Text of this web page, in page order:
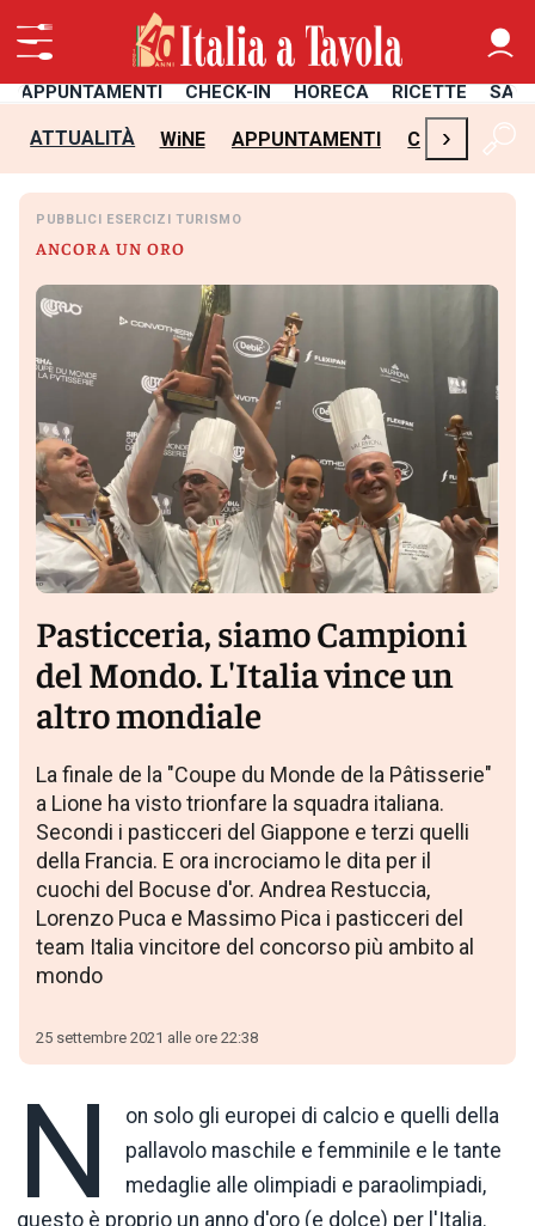
APPUNTAMENTI CHECK-IN HORECA RICETTE
ATTUALITÀ WiNE APPUNTAMENTI CHECK-IN
›
PUBBLICI ESERCIZI TURISMO
ANCORA UN ORO
Pasticceria, siamo Campioni
del Mondo. L'Italia vince un
altro mondiale
La finale de la "Coupe du Monde de la Pâtisserie"
a Lione ha visto trionfare la squadra italiana.
Secondi i pasticceri del Giappone e terzi quelli
della Francia. E ora incrociamo le dita per il
cuochi del Bocuse d'or. Andrea Restuccia,
Lorenzo Puca e Massimo Pica i pasticceri del
team Italia vincitore del concorso più ambito al
mondo
25 settembre 2021 alle ore 22:38
N
on solo gli europei di calcio e quelli della
pallavolo maschile e femminile e le tante
medaglie alle olimpiadi e paraolimpiadi,
questo è proprio un anno d'oro (e dolce) per l'Italia.